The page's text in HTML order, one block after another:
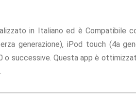
in Italiano ed è Compatibile
generazione), iPod touch (4a
o successive. Questa app è